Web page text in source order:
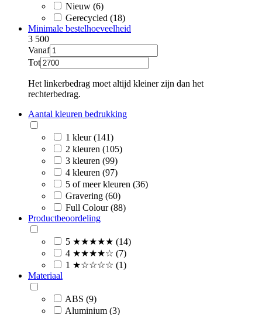
Nieuw (6)
Gerecycled (18)
Minimale bestelhoeveelheid
3 500
Vanaf
Tot
Het linkerbedrag moet altijd kleiner zijn dan het
rechterbedrag.
Aantal kleuren bedrukking
1 kleur (141)
2 kleuren (105)
3 kleuren (99)
4 kleuren (97)
5 of meer kleuren (36)
Gravering (60)
Full Colour (88)
Productbeoordeling
5 ★★★★★ (14)
4 ★★★★☆ (7)
1 ★☆☆☆☆ (1)
Materiaal
ABS (9)
Aluminium (3)